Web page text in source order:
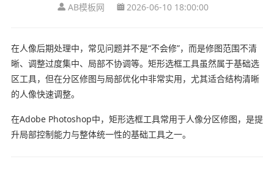
AB模板网 2026-06-10 18:00:00
在人像后期处理中，常见问题并不是“不会修”，而是修图范围不清
晰、调整过度集中、局部不协调等。矩形选框工具虽然属于基础选
区工具，但在分区修图与局部优化中非常实用，尤其适合结构清晰
的人像快速调整。
在Adobe Photoshop中，矩形选框工具常用于人像分区修图，是提
升局部控制能力与整体统一性的基础工具之一。